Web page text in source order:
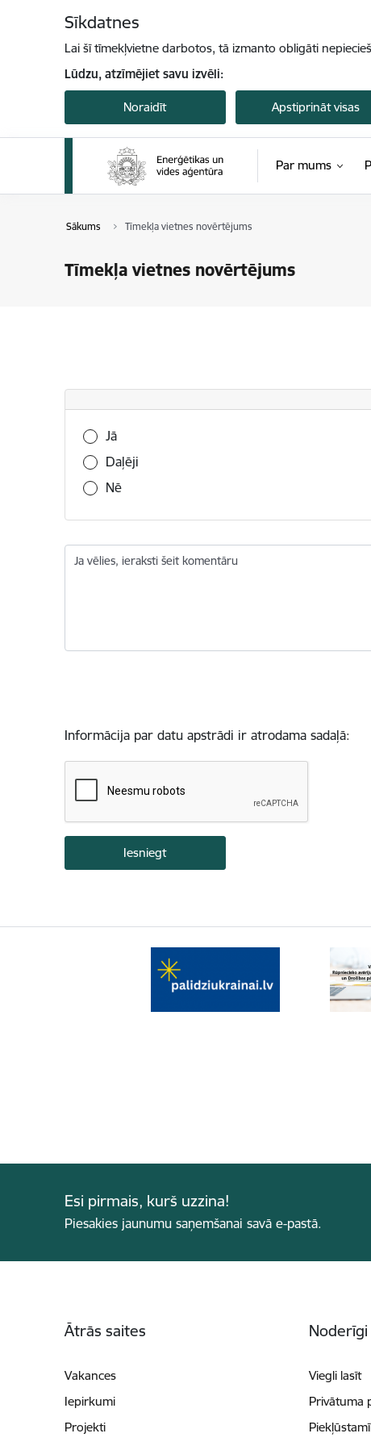
Sīkdatnes
Lai šī tīmekļvietne darbotos, tā izmanto obligāti
Lūdzu, atzīmējiet savu izvēli:
Noraidīt Apstiprināt visas
Par mums
Sākums Tīmekļa vietnes novērtējums
Tīmekļa vietnes novērtējums
Vai šī informācija bija noderīga?
Jā
Daļēji
Nē
Ja vēlies, ieraksti šeit komentāru
Informācija par datu apstrādi ir atrodama sadaļā:
Esi pirmais, kurš uzzina!
Piesakies jaunumu saņemšanai savā e-pastā.
Ātrās saites
Vakances
Iepirkumi
Projekti
Noderīgi
Viegli lasīt
Privātuma